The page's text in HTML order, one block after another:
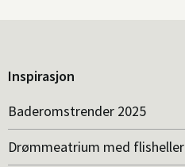
Inspirasjon
Baderomstrender 2025
Drømmeatrium med flisheller